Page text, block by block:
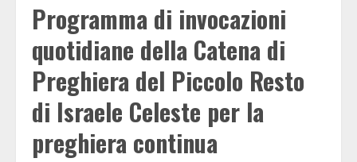
Programma di invocazioni
quotidiane della Catena di
Preghiera del Piccolo Resto
di Israele Celeste per la
preghiera continua